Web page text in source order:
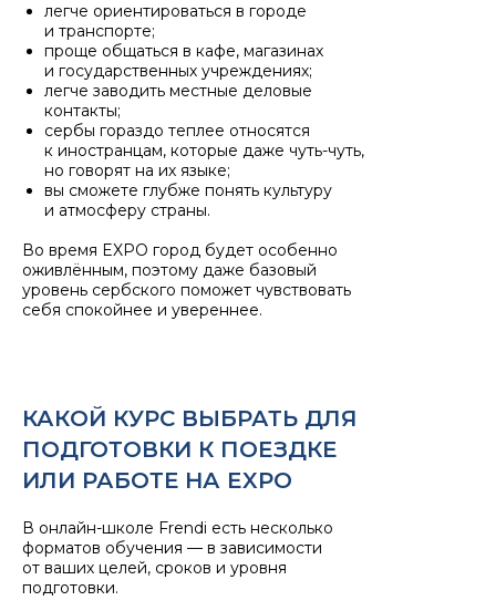
легче ориентироваться в городе
и транспорте;
проще общаться в кафе, магазинах
и государственных учреждениях;
легче заводить местные деловые
контакты;
сербы гораздо теплее относятся
к иностранцам, которые даже чуть-чуть,
но говорят на их языке;
вы сможете глубже понять культуру
и атмосферу страны.
Во время EXPO город будет особенно
оживлённым, поэтому даже базовый
уровень сербского поможет чувствовать
себя спокойнее и увереннее.
КАКОЙ КУРС ВЫБРАТЬ ДЛЯ
ПОДГОТОВКИ К ПОЕЗДКЕ
ИЛИ РАБОТЕ НА EXPO
В онлайн-школе Frendi есть несколько
форматов обучения — в зависимости
от ваших целей, сроков и уровня
подготовки.